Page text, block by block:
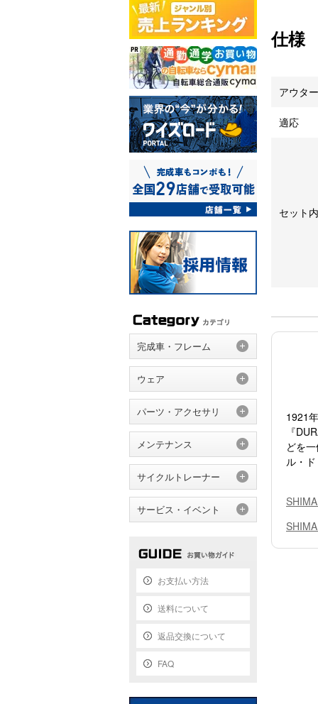
仕様
アウタ
適応
セット
1921
『
どを
ル・
完成車・フレーム
ウェア
パーツ・アクセサリ
メンテナンス
サイクルトレーナー
サービス・イベント
お支払い方法
送料について
返品交換について
FAQ